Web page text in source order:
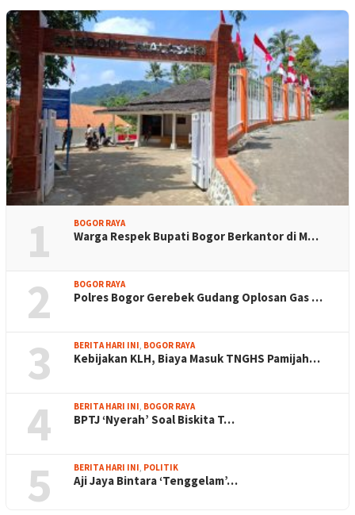
1 BOGOR RAYA
Warga Respek Bupati Bogor Berkantor di M…
2 BOGOR RAYA
Polres Bogor Gerebek Gudang Oplosan Gas …
3 BERITA HARI INI BOGOR RAYA
Kebijakan KLH, Biaya Masuk TNGHS Pamijah…
4 BERITA HARI INI BOGOR RAYA
BPTJ ‘Nyerah’ Soal Biskita T…
5 BERITA HARI INI POLITIK
Aji Jaya Bintara ‘Tenggelam’…